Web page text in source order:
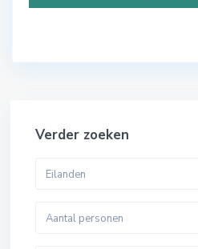
Verder zoeken
Eilanden
Aantal personen